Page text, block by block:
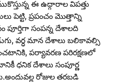
ఈ ఉద్గారాల విపత్తు
పెట్టి, ప్రపంచం మొత్తాన్ని
పూర్తిగా సంపన్న దేశాలది
వర్ధ మాన దేశాలు బలికావల్సి
పర్యావరణ పరిరక్షణలో
ధనిక దేశాలు సంపూర్ణ
రోజుల తరబడి